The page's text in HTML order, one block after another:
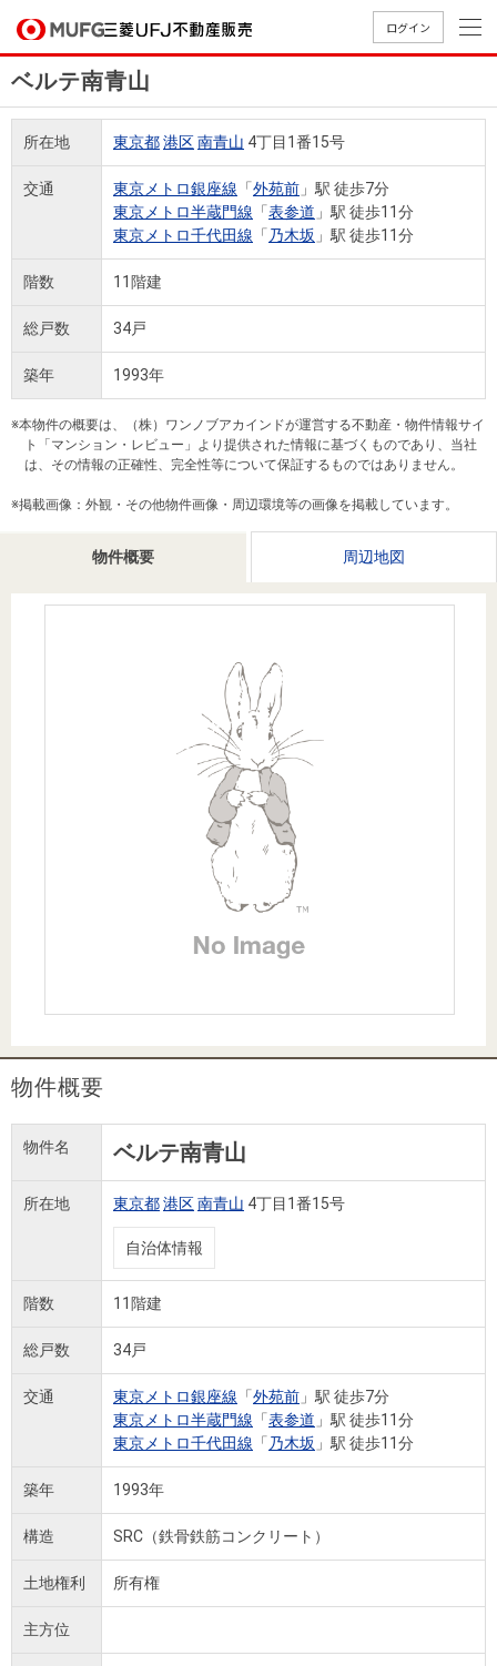
ログイン
買いたいTOP
中古
マン
ショ
ンを
探す
新
中古
一戸
建て
を探
す
投
資
事業
用物
住宅ロー
ンシミュ
レーショ
ン
税金の本
（電子ブ
ック）
売りたいTOP
無
査
定
売
相
談
AI
時手
取り
周辺相場
検索
売却ガイ
店舗案内TOP
店舗のご
案内（首
都圏）
店舗のご
古屋）
店舗のご
西）
会社情報TOP
ごあいさ
つ
会社概
MUFG
経営ビジ
ョン
組織図
役員一
覧
リリース
会社案内
採用情報TOP
新卒採用
情報
キャリア
買いたい
売りたい
会社情報
法人のお客さま
会員ページ
ベルテ南青山
物件概要 周辺地図
所在地 東京都港区南青山 4丁目1番15号
交通 東京メトロ銀座線 「外苑前 」駅 徒歩7分
東京メトロ半蔵門線 「表参道 」駅 徒歩11分
東京メトロ千代田線 「 乃木坂 」駅 徒歩11分
階数 11階建
総戸数 34戸
築年 1993年
※本物件の概要は、（株）ワンノブアカインドが運営する不動産・物件情報サイ
ト「マンション・レビュー」より提供された情報に基づくものであり、当社
は、その情報の正確性、完全性等について保証するものではありません。
※掲載画像：外観・その他物件画像・周辺環境等の画像を掲載しています。
物件概要
物件名 ベルテ南青山
所在地 東京都港区南青山 4丁目1番15号
自治体情報
階数 11階建
総戸数 34戸
交通 東京メトロ銀座線 「外苑前 」駅 徒歩7分
東京メトロ半蔵門線 「表参道 」駅 徒歩11分
東京メトロ千代田線 「 乃木坂 」駅 徒歩11分
築年 1993年
構造 SRC（鉄骨鉄筋コンクリート）
土地権利 所有権
主方位